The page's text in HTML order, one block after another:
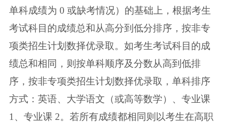
单科成绩为 0 或缺考情况）的基础上，根据考生
考试科目的成绩总和从高分到低分排序，按非专
项类招生计划数择优录取。如考生考试科目的成
绩总和相同，则按单科顺序及分数从高到低排
序，按非专项类招生计划数择优录取，单科排序
方式：英语、大学语文（或高等数学）、专业课
1、专业课 2。 若所有成绩都相同则以考生在高职